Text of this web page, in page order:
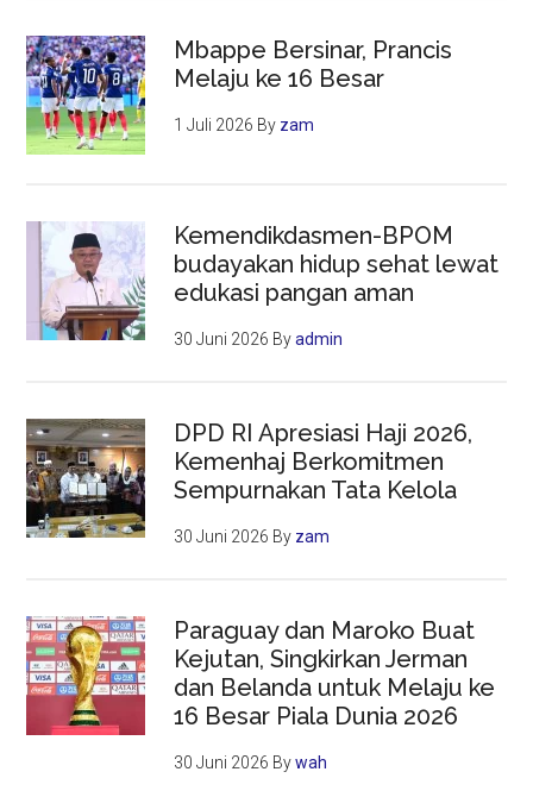
Mbappe Bersinar, Prancis
Melaju ke 16 Besar
1 Juli 2026 By zam
Kemendikdasmen-BPOM
budayakan hidup sehat lewat
edukasi pangan aman
30 Juni 2026 Byadmin
DPD RI Apresiasi Haji 2026,
Kemenhaj Berkomitmen
Sempurnakan Tata Kelola
30 Juni 2026 By zam
Paraguay dan Maroko Buat
Kejutan, Singkirkan Jerman
dan Belanda untuk Melaju ke
16 Besar Piala Dunia 2026
30 Juni 2026 Bywah